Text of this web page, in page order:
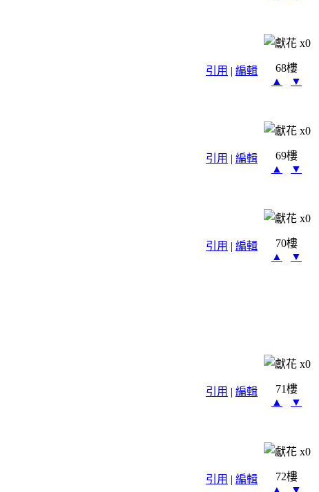
x0
引用 | 編輯
68樓
▲
▼
x0
引用 | 編輯
69樓
▲
▼
x0
引用 | 編輯
70樓
▲
▼
x0
引用 | 編輯
71樓
▲
▼
x0
引用 | 編輯
72樓
▲
▼